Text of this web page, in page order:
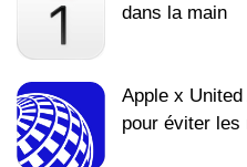
dans la main
Apple x
pour éviter les